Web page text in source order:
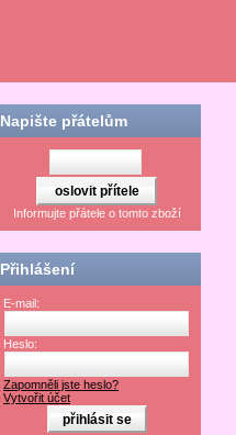
Napište přátelům
Informujte přátele o tomto zboží
Přihlášení
E-mail:
Heslo:
Zapomněli jste heslo?
Vytvořit účet